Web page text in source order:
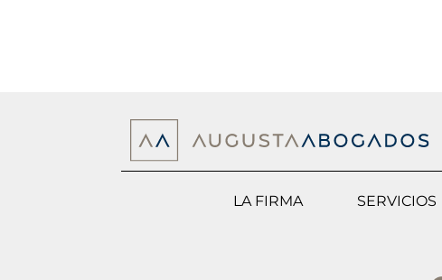
LA FIRMA SERVICIOS